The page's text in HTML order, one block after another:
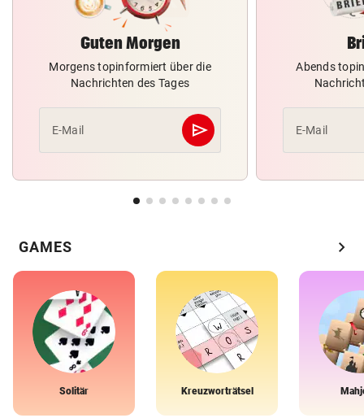
Guten Morgen
Morgens topinformiert über die
Nachrichten des Tages
E-Mail send
Abschicken
Abends
E-Mail
GAMES chevron_right
Solitär Kreuzworträtsel